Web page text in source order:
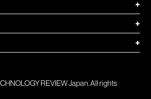
+
+
+
REVIEW Japan. All rights